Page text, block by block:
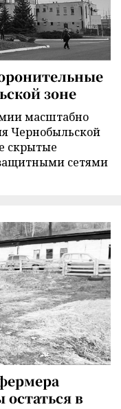
зоне
масштабно
Чернобыльской
скрытые
сетями
в